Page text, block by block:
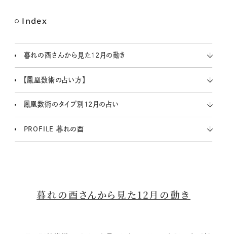
Index
暮れの酉さんから見た12月の動き
【鳳凰数術の占い方】
鳳凰数術のタイプ別12月の占い
PROFILE 暮れの酉
暮れの酉さんから見た12月の動き